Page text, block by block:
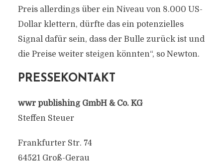
Preis allerdings über ein Niveau von 8.000 US-
Dollar klettern, dürfte das ein potenzielles
Signal dafür sein, dass der Bulle zurück ist und
die Preise weiter steigen könnten“, so Newton.
PRESSEKONTAKT
wwr publishing GmbH & Co. KG
Steffen Steuer
Frankfurter Str. 74
64521 Groß-Gerau